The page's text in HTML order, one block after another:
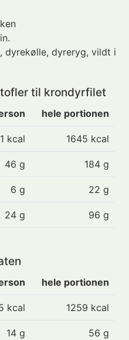
dyrekølle, dyreryg, vildt i
til krondyrfilet
hele portionen
kcal 1645 kcal
46 g 184 g
6 g 22 g
24 g 96 g
hele portionen
kcal 1259 kcal
14 g 56 g